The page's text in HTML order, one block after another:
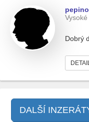
pepino
Dobrý
DALŠÍ